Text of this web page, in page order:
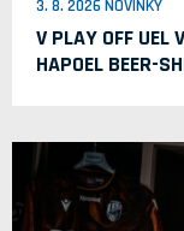
3. 8. 2026 NOVINKY
V PLAY OFF UEL
HAPOEL BEER-